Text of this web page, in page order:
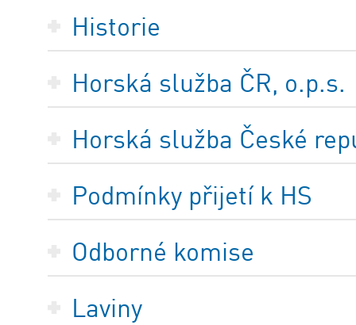
Historie
Horská služba ČR, o.p.s.
Horská služba České
Podmínky přijetí k HS
Odborné komise
Laviny